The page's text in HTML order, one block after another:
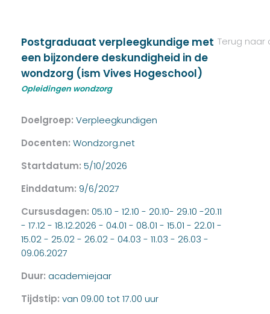
Terug naar
Postgraduaat verpleegkundige met
een bijzondere deskundigheid in de
wondzorg (ism Vives Hogeschool)
Opleidingen wondzorg
Doelgroep: Verpleegkundigen
Docenten: Wondzorg.net
Startdatum: 5/10/2026
Einddatum: 9/6/2027
Cursusdagen: 05.10 - 12.10 - 20.10- 29.10 -20.11
- 17.12 - 18.12.2026 - 04.01 - 08.01 - 15.01 - 22.01 -
15.02 - 25.02 - 26.02 - 04.03 - 11.03 - 26.03 -
09.06.2027
Duur: academiejaar
Tijdstip: van 09.00 tot 17.00 uur